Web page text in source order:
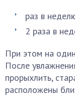
раз в
2 раза в
При этом на
После
прорыхлить,
расположены